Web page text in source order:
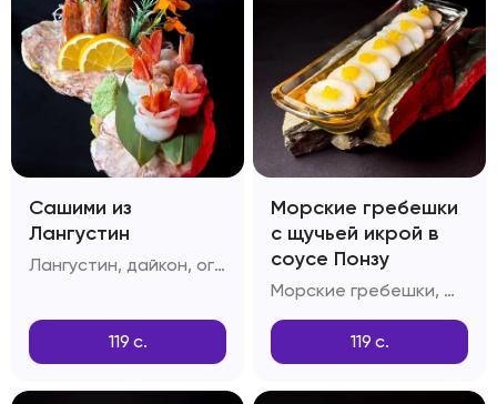
Сашими из
Лангустин
Лангустин, дайкон, огурцы, лимон
119 с.
Морские гребешки
с щучьей икрой в
соусе Понзу
Морские гребешки, щучья икра, соус Понзу
119 с.